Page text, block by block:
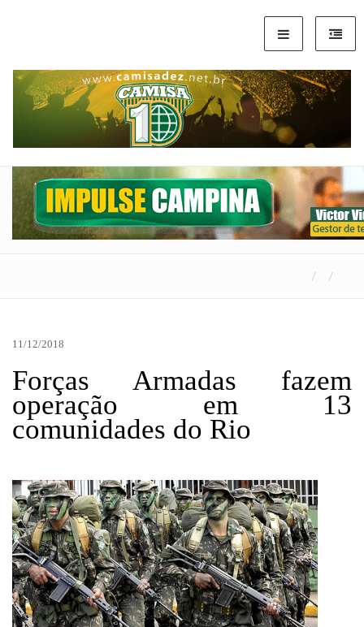
11/12/2018
Forças Armadas fazem
operação em 13
comunidades do Rio